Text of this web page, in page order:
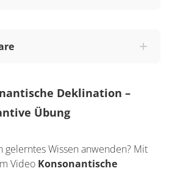
Deklination –
Übung
gelerntes Wissen anwenden? Mit
Video Konsonantische